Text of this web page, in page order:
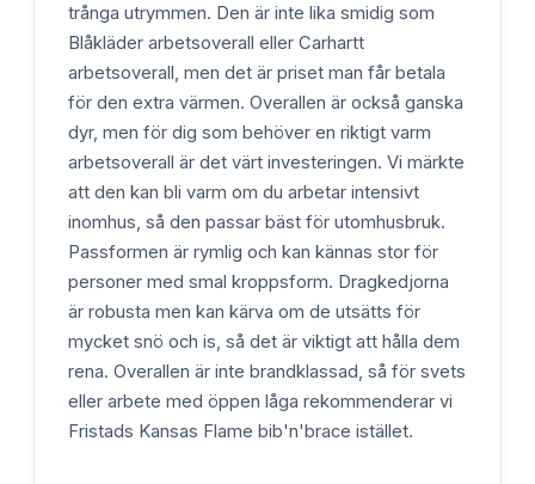
trånga utrymmen. Den är inte lika smidig som
Blåkläder arbetsoverall eller Carhartt
arbetsoverall, men det är priset man får betala
för den extra värmen. Overallen är också ganska
dyr, men för dig som behöver en riktigt varm
arbetsoverall är det värt investeringen. Vi märkte
att den kan bli varm om du arbetar intensivt
inomhus, så den passar bäst för utomhusbruk.
Passformen är rymlig och kan kännas stor för
personer med smal kroppsform. Dragkedjorna
är robusta men kan kärva om de utsätts för
mycket snö och is, så det är viktigt att hålla dem
rena. Overallen är inte brandklassad, så för svets
eller arbete med öppen låga rekommenderar vi
Fristads Kansas Flame bib'n'brace istället.